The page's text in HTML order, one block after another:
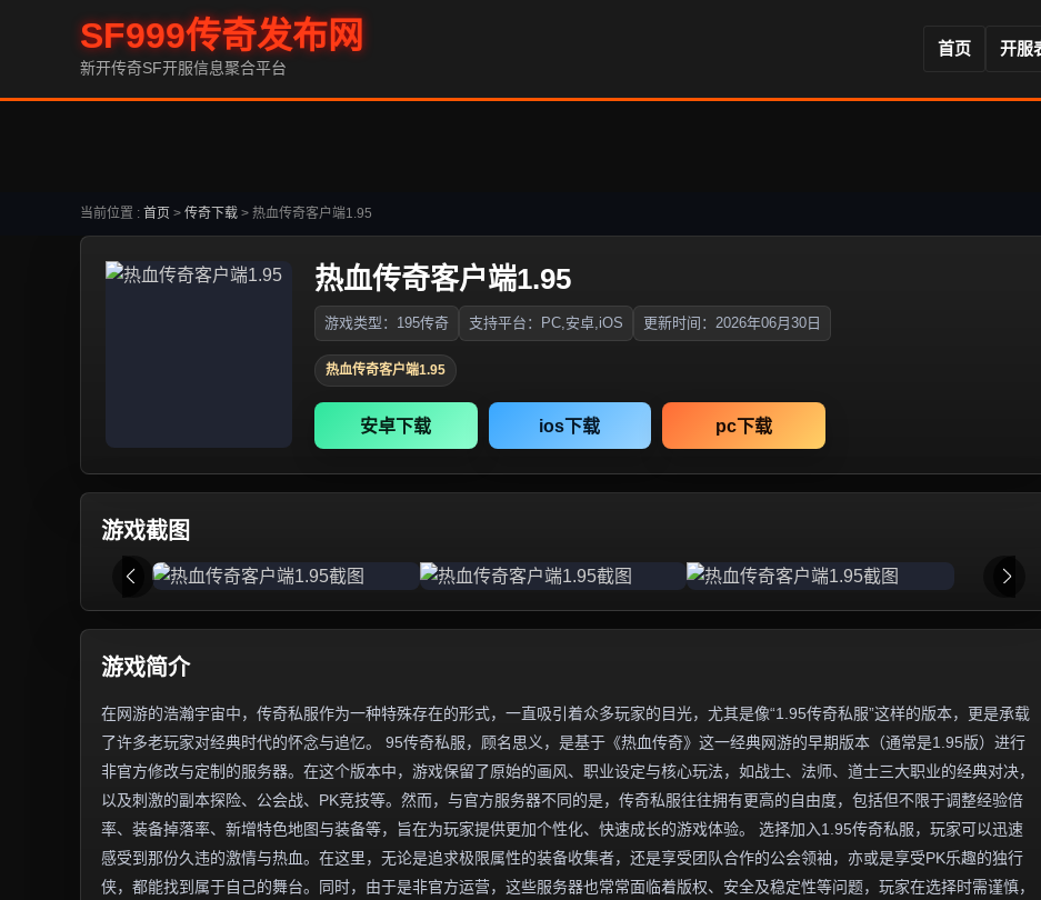
SF999传奇发布网
新开传奇SF开服信息聚合平台
首页 开服
当前位置 : 首页 > 传奇下载 > 热血传奇客户端1.95
热血传奇客户端1.95
游戏类型：195传奇 支持平台：PC,安卓,iOS 更新时间：2026年06月30日
热血传奇客户端1.95
安卓下载 ios下载 pc下载
游戏截图
游戏简介
在网游的浩瀚宇宙中，传奇私服作为一种特殊存在的形式，一直吸引着众多玩家的目光，尤其是像“1.95传奇私服”这样的版本，更是承载
了许多老玩家对经典时代的怀念与追忆。 95传奇私服，顾名思义，是基于《热血传奇》这一经典网游的早期版本（通常是1.95版）进行
非官方修改与定制的服务器。在这个版本中，游戏保留了原始的画风、职业设定与核心玩法，如战士、法师、道士三大职业的经典对决，
以及刺激的副本探险、公会战、PK竞技等。然而，与官方服务器不同的是，传奇私服往往拥有更高的自由度，包括但不限于调整经验倍
率、装备掉落率、新增特色地图与装备等，旨在为玩家提供更加个性化、快速成长的游戏体验。 选择加入1.95传奇私服，玩家可以迅速
感受到那份久违的激情与热血。在这里，无论是追求极限属性的装备收集者，还是享受团队合作的公会领袖，亦或是享受PK乐趣的独行
侠，都能找到属于自己的舞台。同时，由于是非官方运营，这些服务器也常常面临着版权、安全及稳定性等问题，玩家在选择时需谨慎，